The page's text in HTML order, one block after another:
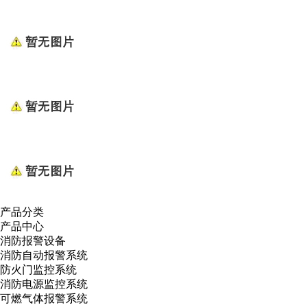
产品分类
产品中心
消防报警设备
消防自动报警系统
防火门监控系统
消防电源监控系统
可燃气体报警系统